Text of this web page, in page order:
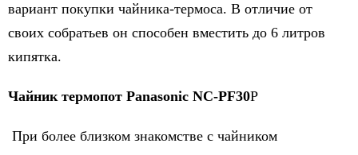
вариант покупки чайника-термоса. В отличие от
своих собратьев он способен вместить до 6 литров
кипятка.
Чайник термопот Panasonic NC-PF30P
При более близком знакомстве с чайником